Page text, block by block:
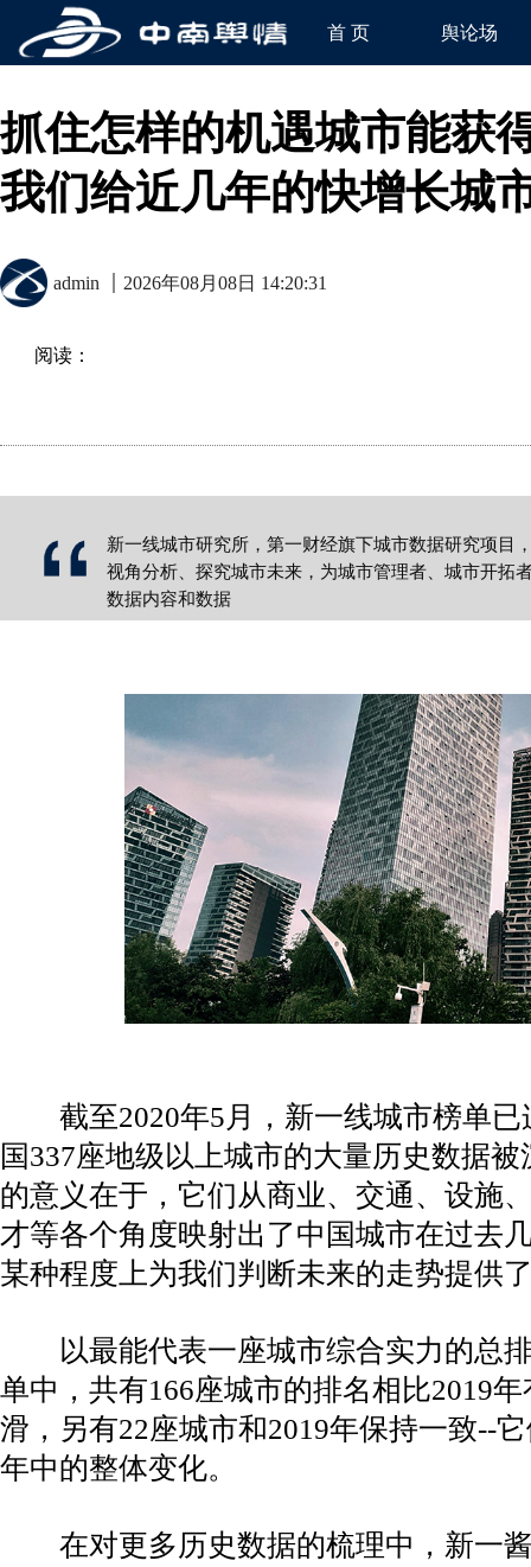
首 页 舆论场
抓住怎样的机遇城市能获
我们给近几年的快增长城
admin 2026年08月08日 14:20:31
阅读：
新一线城市研究所，第一财经旗下城市数据研究项目
视角分析、探究城市未来，为城市管理者、城市开拓
数据内容和数据
截至2020年5月，新一线城市榜单已
国337座地级以上城市的大量历史数据
的意义在于，它们从商业、交通、设施
才等各个角度映射出了中国城市在过去
某种程度上为我们判断未来的走势提供
以最能代表一座城市综合实力的总排
单中，共有166座城市的排名相比2019
滑，另有22座城市和2019年保持一致--
年中的整体变化。
在对更多历史数据的梳理中，新一酱